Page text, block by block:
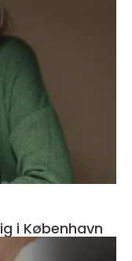
i København